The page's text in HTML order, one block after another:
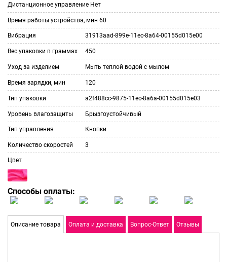
Дистанционное управление Нет
Время работы устройства, мин 60
Вибрация 31913aad-899e-11ec-8a64-00155d015e00
Вес упаковки в граммах 450
Уход за изделием Мыть теплой водой с мылом
Время зарядки, мин 120
Тип упаковки a2f488cc-9875-11ec-8a6a-00155d015e03
Уровень влагозащиты Брызгоустойчивый
Тип управления Кнопки
Количество скоростей 3
Цвет
Способы оплаты:
Описание товара Оплата и доставка Вопрос-Ответ Отзывы